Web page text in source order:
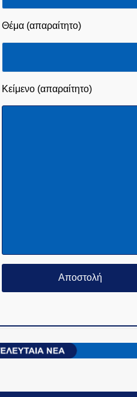
Θέμα (απαραίτητο)
Κείμενο (απαραίτητο)